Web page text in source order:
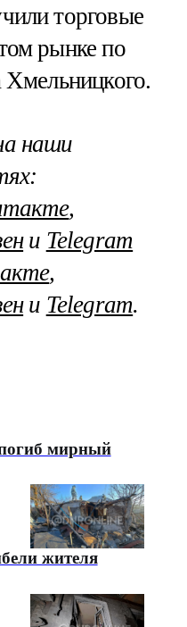
торговые
рынке по
Хмельницкого.
наши
,
и Telegram
,
и Telegram.
мирный
жителя